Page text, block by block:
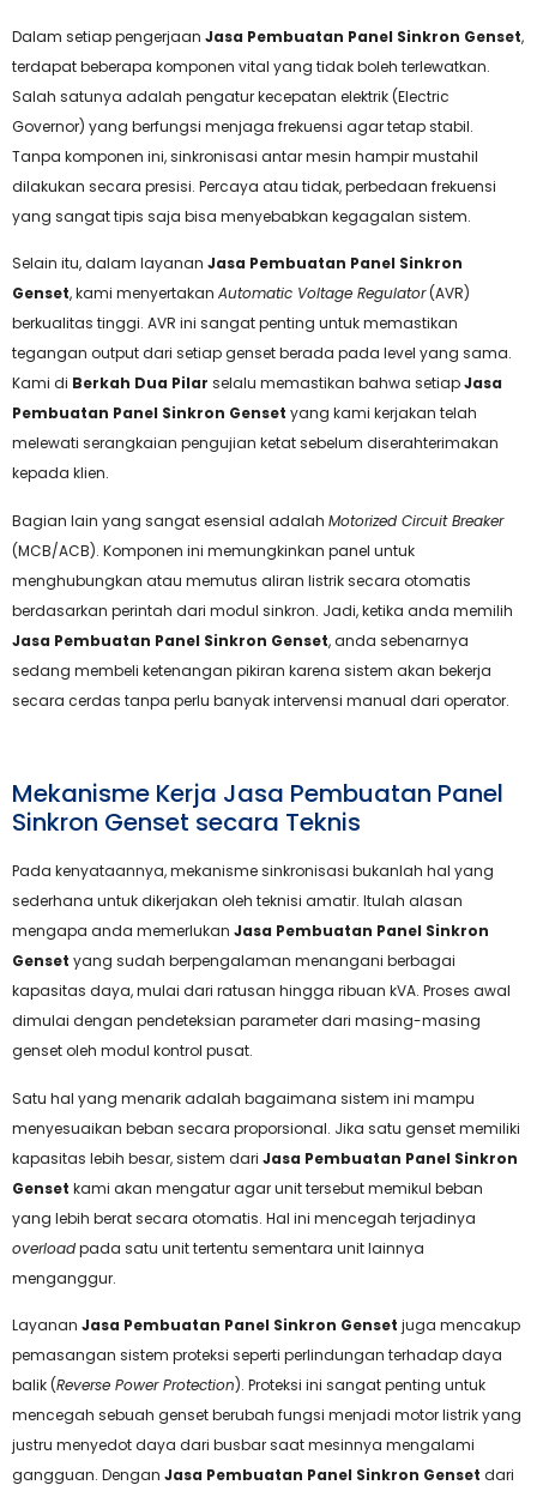
Dalam setiap pengerjaan Jasa Pembuatan Panel Sinkron Genset,
terdapat beberapa komponen vital yang tidak boleh terlewatkan.
Salah satunya adalah pengatur kecepatan elektrik (Electric
Governor) yang berfungsi menjaga frekuensi agar tetap stabil.
Tanpa komponen ini, sinkronisasi antar mesin hampir mustahil
dilakukan secara presisi. Percaya atau tidak, perbedaan frekuensi
yang sangat tipis saja bisa menyebabkan kegagalan sistem.
Selain itu, dalam layanan Jasa Pembuatan Panel Sinkron
Genset, kami menyertakan Automatic Voltage Regulator(AVR)
berkualitas tinggi. AVR ini sangat penting untuk memastikan
tegangan output dari setiap genset berada pada level yang sama.
Kami di Berkah Dua Pilar selalu memastikan bahwa setiapJasa
Pembuatan Panel Sinkron Genset yang kami kerjakan telah
melewati serangkaian pengujian ketat sebelum diserahterimakan
kepada klien.
Bagian lain yang sangat esensial adalah Motorized Circuit Breaker
(MCB/ACB). Komponen ini memungkinkan panel untuk
menghubungkan atau memutus aliran listrik secara otomatis
berdasarkan perintah dari modul sinkron. Jadi, ketika anda memilih
Jasa Pembuatan Panel Sinkron Genset, anda sebenarnya
sedang membeli ketenangan pikiran karena sistem akan bekerja
secara cerdas tanpa perlu banyak intervensi manual dari operator.
Mekanisme Kerja Jasa Pembuatan Panel
Sinkron Genset secara Teknis
Pada kenyataannya, mekanisme sinkronisasi bukanlah hal yang
sederhana untuk dikerjakan oleh teknisi amatir. Itulah alasan
mengapa anda memerlukan Jasa Pembuatan Panel Sinkron
Genset yang sudah berpengalaman menangani berbagai
kapasitas daya, mulai dari ratusan hingga ribuan kVA. Proses awal
dimulai dengan pendeteksian parameter dari masing-masing
genset oleh modul kontrol pusat.
Satu hal yang menarik adalah bagaimana sistem ini mampu
menyesuaikan beban secara proporsional. Jika satu genset memiliki
kapasitas lebih besar, sistem dari Jasa Pembuatan Panel Sinkron
Genset kami akan mengatur agar unit tersebut memikul beban
yang lebih berat secara otomatis. Hal ini mencegah terjadinya
overloadpada satu unit tertentu sementara unit lainnya
menganggur.
Layanan Jasa Pembuatan Panel Sinkron Genset juga mencakup
pemasangan sistem proteksi seperti perlindungan terhadap daya
balik (Reverse Power Protection). Proteksi ini sangat penting untuk
mencegah sebuah genset berubah fungsi menjadi motor listrik yang
justru menyedot daya dari busbar saat mesinnya mengalami
gangguan. Dengan Jasa Pembuatan Panel Sinkron Genset dari